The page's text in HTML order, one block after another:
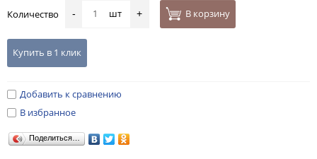
Количество - шт + В корзину
Купить в 1 клик
Добавить к сравнению
В избранное
Поделиться…